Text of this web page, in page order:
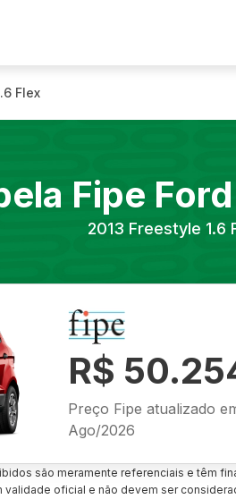
Flex
Fipe Ford
2013 Freestyle 1.6
R$
Preço Fipe atualizado
Ago/2026
são meramente referenciais e têm
validade oficial e não devem ser